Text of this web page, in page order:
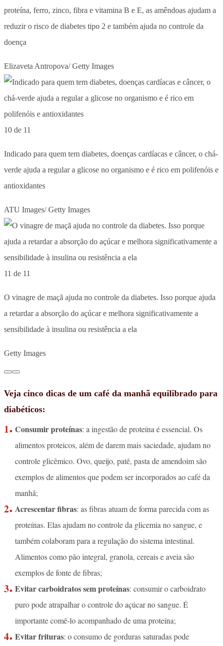
proteína, ferro, zinco, fibra e vitamina B e E, as amêndoas ajudam a
reduzir o risco de diabetes tipo 2 e também ajuda no controle da
doença
Elizaveta Antropova/ Getty Images
10 de 11
Indicado para quem tem diabetes, doenças cardíacas e câncer, o chá-
verde ajuda a regular a glicose no organismo e é rico em polifenóis e
antioxidantes
ATU Images/ Getty Images
11 de 11
O vinagre de maçã ajuda no controle da diabetes. Isso porque ajuda
a retardar a absorção do açúcar e melhora significativamente a
sensibilidade à insulina ou resistência a ela
Getty Images
Veja cinco dicas de um café da manhã equilibrado para
diabéticos:
Consumir proteínas: a ingestão de proteína é essencial. Os
alimentos proteicos, além de darem mais saciedade, ajudam no
controle glicêmico. Ovo, queijo, patê, pasta de amendoim são
exemplos de alimentos que podem ser incorporados ao café da
manhã;
Acrescentar fibras: as fibras atuam de forma parecida com as
proteínas. Elas ajudam no controle da glicemia no sangue, e
também colaboram para a regulação do sistema intestinal.
Alimentos como pão integral, granola, cereais e aveia são
exemplos de fonte de fibras;
Evitar carboidratos sem proteínas: consumir o carboidrato
puro pode atrapalhar o controle do açúcar no sangue. É
importante comê-lo acompanhado de uma proteína;
Evitar frituras: o consumo de gorduras saturadas pode